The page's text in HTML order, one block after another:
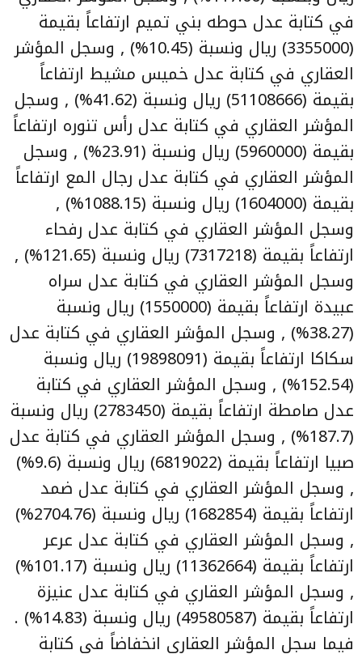
في كتابة عدل حوطه بني تميم ارتفاعاً بقيمة
(3355000) ريال ونسبة (10.45%) , وسجل المؤشر
العقاري في كتابة عدل خميس مشيط ارتفاعاً
بقيمة (51108666) ريال ونسبة (41.62%) , وسجل
المؤشر العقاري في كتابة عدل رأس تنوره ارتفاعاً
بقيمة (5960000) ريال ونسبة (23.91%) , وسجل
المؤشر العقاري في كتابة عدل رجال المع ارتفاعاً
بقيمة (1604000) ريال ونسبة (1088.15%) ,
وسجل المؤشر العقاري في كتابة عدل رفحاء
ارتفاعاً بقيمة (7317218) ريال ونسبة (121.65%) ,
وسجل المؤشر العقاري في كتابة عدل سراه
عبيدة ارتفاعاً بقيمة (1550000) ريال ونسبة
(38.27%) , وسجل المؤشر العقاري في كتابة عدل
سكاكا ارتفاعاً بقيمة (19898091) ريال ونسبة
(152.54%) , وسجل المؤشر العقاري في كتابة
عدل صامطة ارتفاعاً بقيمة (2783450) ريال ونسبة
(187.7%) , وسجل المؤشر العقاري في كتابة عدل
صبيا ارتفاعاً بقيمة (6819022) ريال ونسبة (9.6%)
, وسجل المؤشر العقاري في كتابة عدل ضمد
ارتفاعاً بقيمة (1682854) ريال ونسبة (2704.76%)
, وسجل المؤشر العقاري في كتابة عدل عرعر
ارتفاعاً بقيمة (11362664) ريال ونسبة (101.17%)
, وسجل المؤشر العقاري في كتابة عدل عنيزة
ارتفاعاً بقيمة (49580587) ريال ونسبة (14.83%) .
فيما سجل المؤشر العقاري انخفاضاً في كتابة